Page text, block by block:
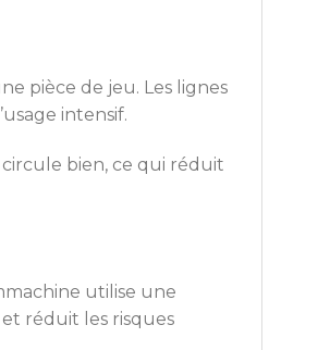
pièce de jeu. Les lignes
intensif.
circule bien, ce qui réduit
utilise une
réduit les risques